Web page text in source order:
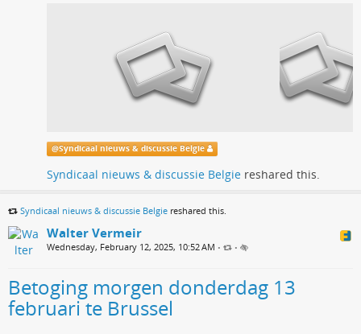
@Syndicaal nieuws & discussie Belgie
Syndicaal nieuws & discussie Belgie reshared this.
Syndicaal nieuws & discussie Belgie reshared this.
Walter Vermeir
Wednesday, February 12, 2025, 10:52 AM • •
Betoging morgen donderdag 13
februari te Brussel